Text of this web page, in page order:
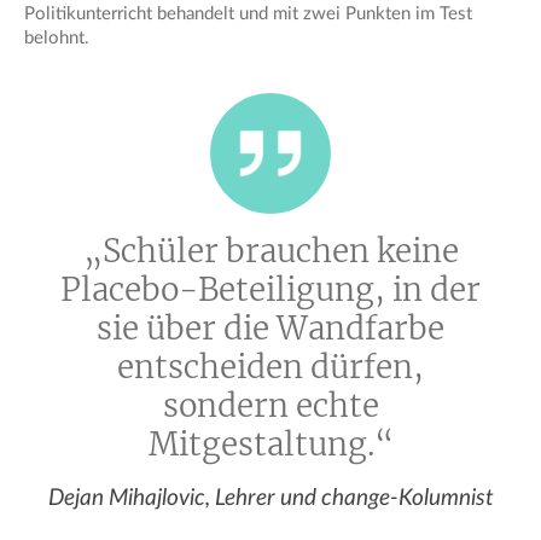
Politikunterricht behandelt und mit zwei Punkten im Test
belohnt.
„Schüler brauchen keine
Placebo-Beteiligung, in der
sie über die Wandfarbe
entscheiden dürfen,
sondern echte
Mitgestaltung.“
Dejan Mihajlovic, Lehrer und change-Kolumnist